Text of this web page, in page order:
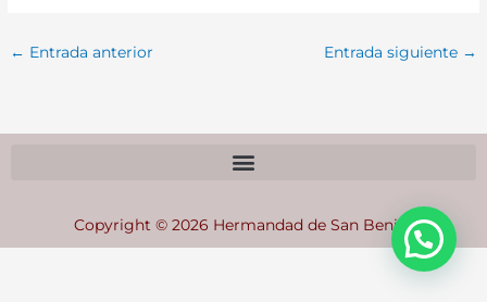
← Entrada anterior Entrada siguiente →
Copyright © 2026 Hermandad de San Benito